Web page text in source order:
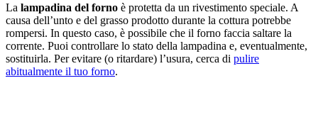
La lampadina del forno è protetta da un rivestimento speciale. A
causa dell’unto e del grasso prodotto durante la cottura potrebbe
rompersi. In questo caso, è possibile che il forno faccia saltare la
corrente. Puoi controllare lo stato della lampadina e, eventualmente,
sostituirla. Per evitare (o ritardare) l’usura, cerca di pulire
abitualmente il tuo forno.